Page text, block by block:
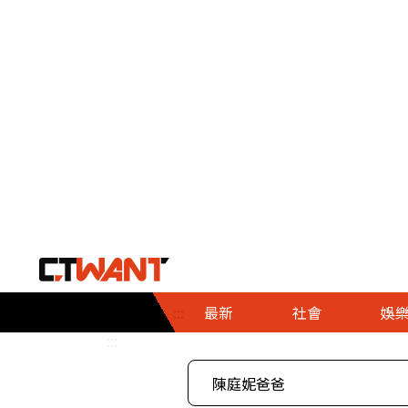
::: 最新 社會
社會首頁
時事
娛樂
娛樂首頁
即時
專題
財經首頁
熱線
３Ｃ
政